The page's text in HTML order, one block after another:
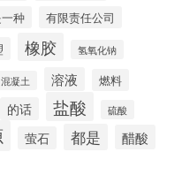
种 有限责任公司
橡胶 氢氧化钠
混凝土 溶液 燃料
的话 盐酸 硫酸
萤石 都是 醋酸